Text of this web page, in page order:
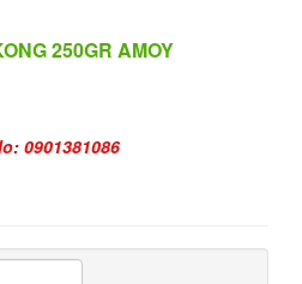
250GR AMOY
0901381086